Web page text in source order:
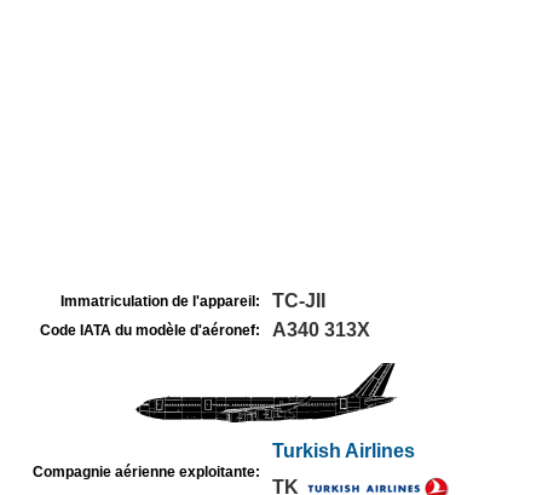
Immatriculation de l'appareil: TC-JII
Code IATA du modèle d'aéronef: A340 313X
Compagnie aérienne exploitante:
Turkish Airlines
TK